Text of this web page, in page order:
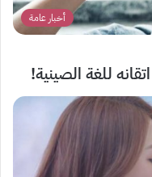
أخبار عامة
للغة الصينية!